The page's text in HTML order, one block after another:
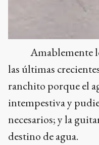
Amablemente le
las últimas
ranchito porque el
intempestiva y
necesarios; y la
destino de agua.